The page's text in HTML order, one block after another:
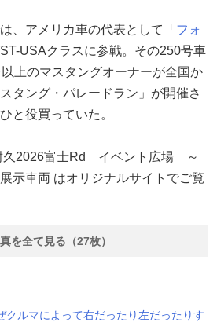
、アメリカ車の代表として「 フォ
USAクラスに参戦。その250号車
上のマスタングオーナーが全国か
タング・パレードラン」が開催さ
と役買っていた。
久2026富士Rd イベント広場 ～
示車両 はオリジナルサイトでご覧
を全て見る（27枚）
クルマによって右だったり左だったりす